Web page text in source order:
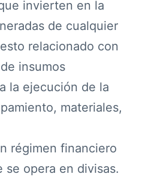
invierten en la
de cualquier
relacionado con
insumos
la ejecución de la
materiales,
régimen financiero
se opera en divisas.